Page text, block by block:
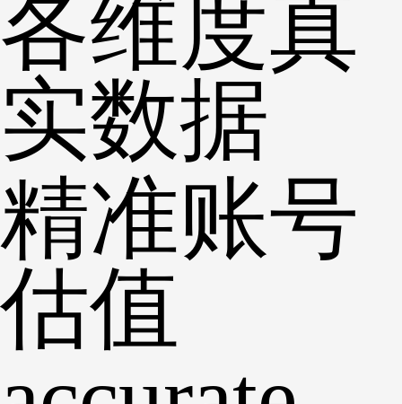
各维度真
实数据
精准账号
估值